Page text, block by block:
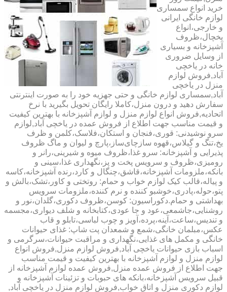
خرید انواع سمساری
لوازم خانگی ایرانی
و خارجی،انواع
یخچال،ظروف
آشپزخانه و بسیاری
از وسایل ضروری
خانه در یاخچی
آباد,فروش لوازم
منزل در یاخچی
آباد,سمساری لوازم خانگی و حتی جهزیه خود را به صورت اینترنتی
سفارش دهید و درون منزل،کاملا رایگان تحویل بگیرید با نرخ
اتحادیه,فروش انواع لوازم منزل و لوازم آشپزخانه با بهترین کیفیت
و قیمت مناسب جهت اطلاع از فروش عمده در یاخچی آباد,لوازم
سرو نوشیدنی: قوری،فنجان و استکان،فلاسک،کلمن و ظرف
یخ،تنگ و گیلاس،قهوه سازچای‌ساز،پارچ و لیوان و ماگ ظروف
پذیرایی و آشپزخانه: سرو غذا،ظروف میوه و شیرینی،رانر و
رومیزی،ظروف و سرویس پخت و پز،نگهداری غذا،سینی و
بانکه،ملزومات آشپزخانه،قاشق،چنگال و کارد،رنده آشپزخانه،کاسه
و پیاله،قالب کیک لوازم خواب و حمام: روتختی و کاور،تشک،بالش و
پتو،حوله،پادری،خوشبو کننده و نرم کننده،ملزومات سرویس
بهداشتی و حمام.دکوراسیون: کوسن،ظروف دکوری،گلدان،نور و
روشنایی،جاشمعی،عود و جا عودی،کتابخانه و شلف دیواری،مجسمه
و تندیس،ساعت،آینه،پرده،آویز و چوب لباسی،تابلو و قاب
عکس،مبلمان خانگی،شمع و شمعدان پت شاپ: غذای حیوانات
خانگی و مکمل های غذایی،نگهداری و مراقبت حیوانات،سرگرمی و
اسباب بازی حیوانات یاخچی آباد,فروش لوازم منزل,فروش انواع
لوازم منزل و لوازم آشپزخانه با بهترین کیفیت و قیمت مناسب
جهت اطلاع از فروش عمده منزل,فروش عمده لوازم آشپزخانه از
قبیل سرویس آشپزخانه،بانکه های حبوبات و تزئینات آشپزخانه و
لوازم دکوری منزل و اتاق خواب,فروش لوازم منزل در یاخچی آباد,